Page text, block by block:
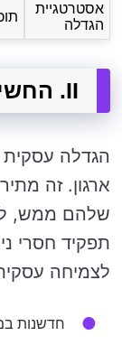
אסטרטגיית
הגדלה
II. החשיבות של הגדלה עסקית
הגדלה עסקית
ארגון. זה
שלהם ממש,
תפקיד חסרי
לצמיחה
חדשנות